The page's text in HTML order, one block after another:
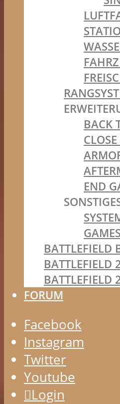
BACK
END
BATTLEFIELD
BATTLEFIELD
BATTLEFIELD
FORUM
Facebook
Instagram
Twitter
Youtube
Login